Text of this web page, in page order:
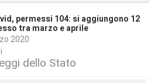
permessi 104: si aggiungono 12
tra marzo e aprile
2020
dello Stato